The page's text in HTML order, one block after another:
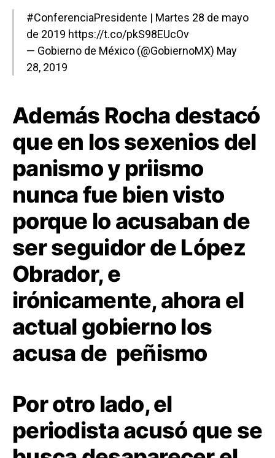
#ConferenciaPresidente | Martes 28 de mayo
de 2019 https://t.co/pkS98EUcOv
— Gobierno de México (@GobiernoMX) May
28, 2019
Además Rocha destacó
que en los sexenios del
panismo y priismo
nunca fue bien visto
porque lo acusaban de
ser seguidor de López
Obrador, e
irónicamente, ahora el
actual gobierno los
acusa de peñismo
Por otro lado, el
periodista acusó que se